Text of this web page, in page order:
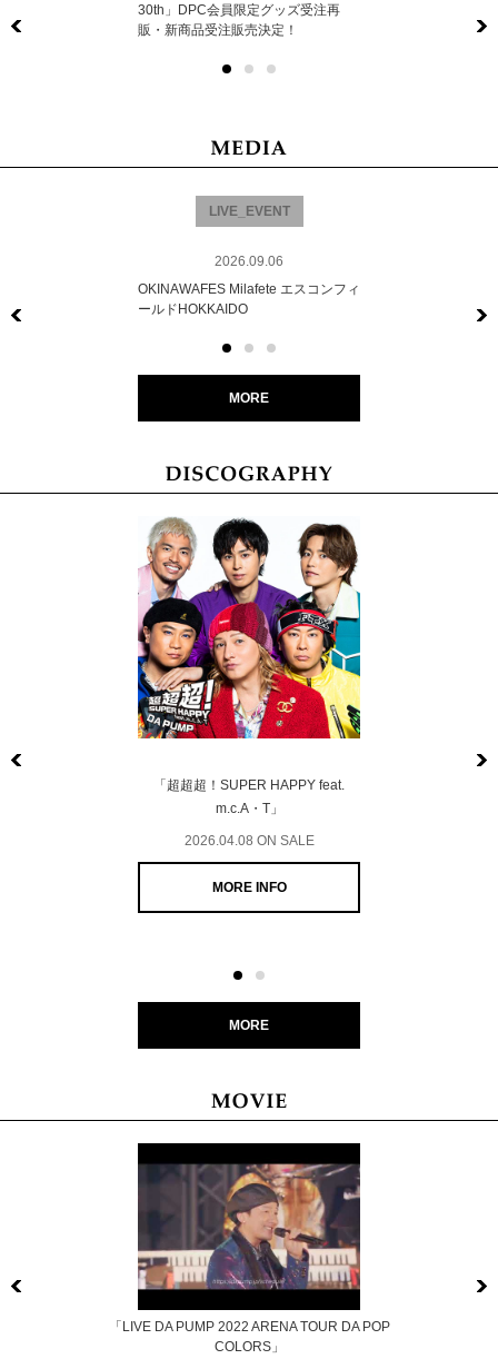
30th」DPC会員限定グッズ受注再
販・新商品受注販売決定！
LIVE_EVENT
2026.09.06
OKINAWAFES Milafete エスコンフィ
ールドHOKKAIDO
MORE
「超超超！SUPER HAPPY feat.
m.c.A・T」
2026.04.08 ON SALE
MORE INFO
MORE
「LIVE DA PUMP 2022 ARENA TOUR DA POP
COLORS」